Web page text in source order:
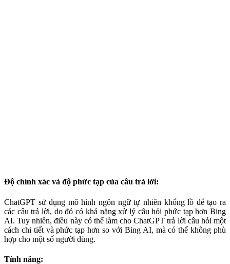
Độ chính xác và độ phức tạp của câu trả lời:
ChatGPT sử dụng mô hình ngôn ngữ tự nhiên khổng lồ để tạo ra
các câu trả lời, do đó có khả năng xử lý câu hỏi phức tạp hơn Bing
AI. Tuy nhiên, điều này có thể làm cho ChatGPT trả lời câu hỏi một
cách chi tiết và phức tạp hơn so với Bing AI, mà có thể không phù
hợp cho một số người dùng.
Tính năng: